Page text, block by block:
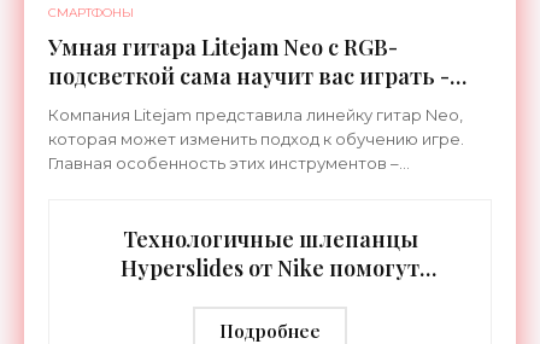
СМАРТФОНЫ
Умная гитара Litejam Neo с RGB-
подсветкой сама научит вас играть -
«Гаджеты»
Компания Litejam представила линейку гитар Neo,
которая может изменить подход к обучению игре.
Главная особенность этих инструментов –
Технологичные шлепанцы
Hyperslides от Nike помогут
тренировки - «Гаджеты»
Подробнее